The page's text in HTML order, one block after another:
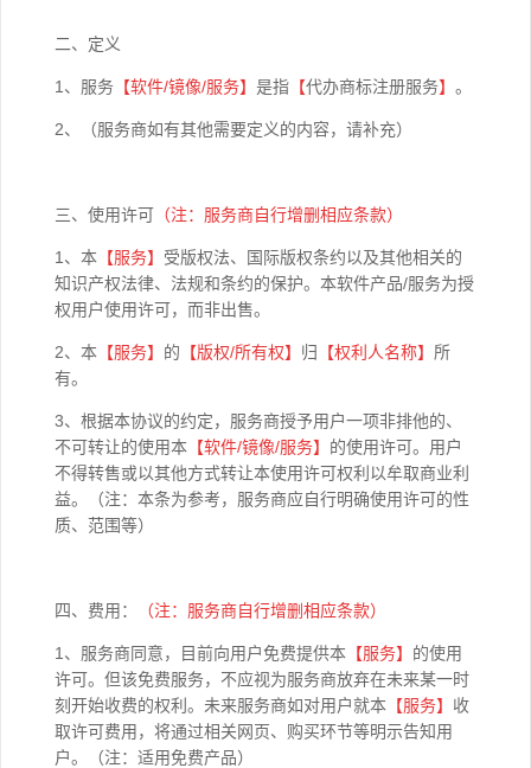
二、定义
1、服务 【软件/镜像/服务】 是指 【代办商标注册服务】 。
2、（服务商如有其他需要定义的内容，请补充）
三、使用许可 （注：服务商自行增删相应条款）
1、本 【服务】 受版权法、国际版权条约以及其他相关的
知识产权法律、法规和条约的保护。本软件产品/服务为授
权用户使用许可，而非出售。
2、本 【服务】 的 【版权/所有权】 归 【权利人名称】 所
有。
3、根据本协议的约定，服务商授予用户一项非排他的、
不可转让的使用本 【软件/镜像/服务】 的使用许可。用户
不得转售或以其他方式转让本使用许可权利以牟取商业利
益。（注：本条为参考，服务商应自行明确使用许可的性
质、范围等）
四、费用： （注：服务商自行增删相应条款）
1、服务商同意，目前向用户免费提供本 【服务】 的使用
许可。但该免费服务，不应视为服务商放弃在未来某一时
刻开始收费的权利。未来服务商如对用户就本 【服务】 收
取许可费用，将通过相关网页、购买环节等明示告知用
户。（注：适用免费产品）